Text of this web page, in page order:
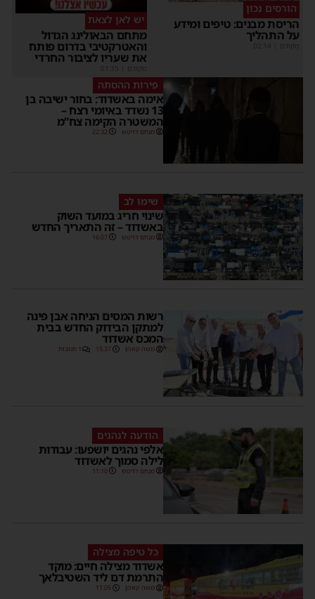
הורסים נכון
הריסת מבנים: טיפים ומידע
על התהליך
מקודם
יש לאן לצאת
מתחם הבאולינג הגדול
והאטרקטיבי בדרום פותח
את שעריו לציבור החרדי
מקודם
פירות ההסתה
אימה באשדוד: בחור ישיבה בן
13 נשדד באיומי רצח –
המשטרה הקימה צח”מ
מנחם דויטש 22:32
שימו לב
שינוי חריג במועד השוק
באשדוד – זה התאריך החדש
מנחם דויטש 16:07
רשות המסים הניחה אבן פינה
למתקן הבידוק החדש בבית
המכס אשדוד
משה קאהן 15:37 1 תגובות
הודעה לנהגים
אלפי נהגים יושפעו: עבודות
לילה סמוך לאשדוד
מנחם דויטש 11:10
כל טיפה מצילה
אשדוד מצילה חיים: מוקד
התרמת דם ליד השטיבלאך
משה קאהן 11:05